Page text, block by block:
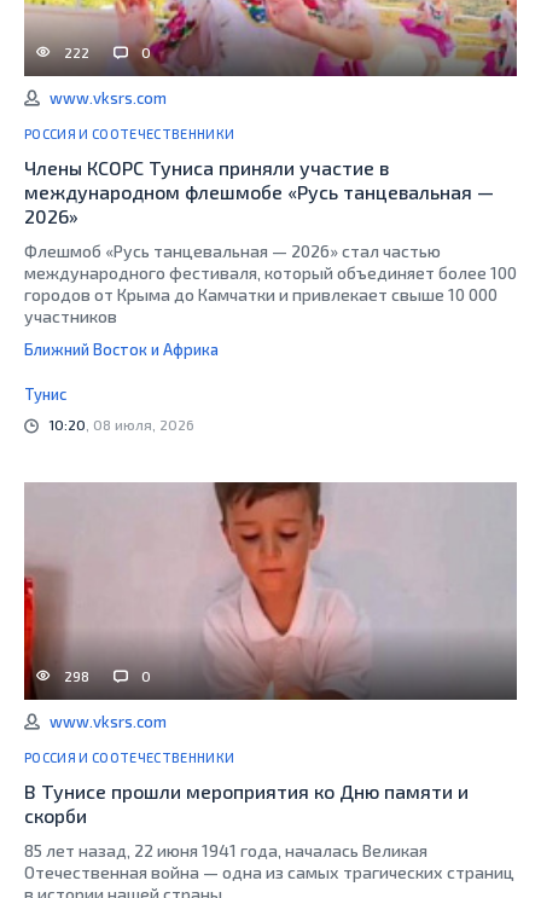
222 0
www.vksrs.com
РОССИЯ И СООТЕЧЕСТВЕННИКИ
Члены КСОРС Туниса приняли участие в
международном флешмобе «Русь танцевальная —
2026»
Флешмоб «Русь танцевальная — 2026» стал частью
международного фестиваля, который объединяет более 100
городов от Крыма до Камчатки и привлекает свыше 10 000
участников
Ближний Восток и Африка
Тунис
10:20 , 08 июля, 2026
298 0
www.vksrs.com
РОССИЯ И СООТЕЧЕСТВЕННИКИ
В Тунисе прошли мероприятия ко Дню памяти и
скорби
85 лет назад, 22 июня 1941 года, началась Великая
Отечественная война — одна из самых трагических страниц